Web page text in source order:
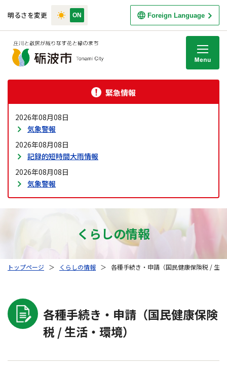
明るさを変更 Foreign Language
緊急情報
2026年08月08日
気象警報
2026年08月08日
記録的短時間大雨情報
2026年08月08日
気象警報
くらしの情報
トップページ ＞ くらしの情報 ＞ 各種手続き・申請（国民健康保険税 / 生
各種手続き・申請（国民健康保険
税 / 生活・環境）